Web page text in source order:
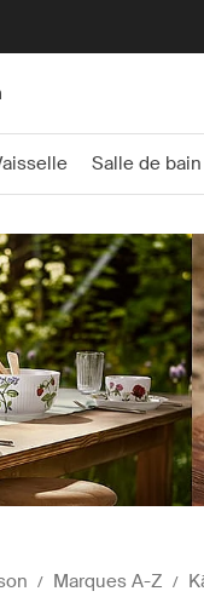
Salle de bain
Marques A-Z